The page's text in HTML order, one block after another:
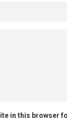
in this browser